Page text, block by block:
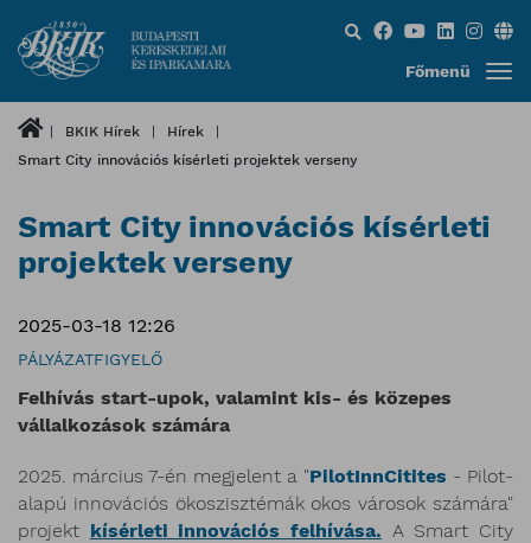
Keresés...
Főmenü
BKIK Hírek
Hírek
Smart City innovációs kísérleti projektek verseny
Smart City innovációs kísérleti
projektek verseny
2025-03-18 12:26
PÁLYÁZATFIGYELŐ
Felhívás start-upok, valamint kis- és közepes
vállalkozások számára
2025. március 7-én megjelent a "PilotInnCitites - Pilot-
alapú innovációs ökoszisztémák okos városok számára"
projekt kísérleti innovációs felhívása. A Smart City